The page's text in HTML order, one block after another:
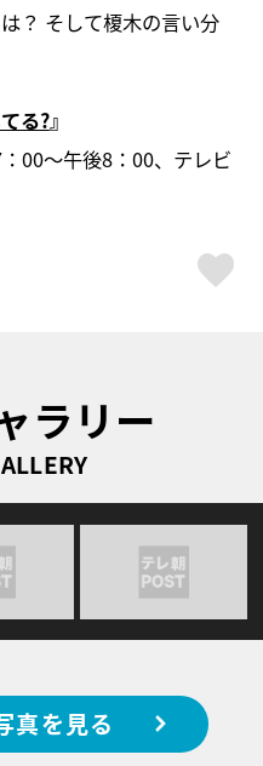
？ そして榎木の言い分
る?』
00～午後8：00、テレビ
ラリー
真を見る